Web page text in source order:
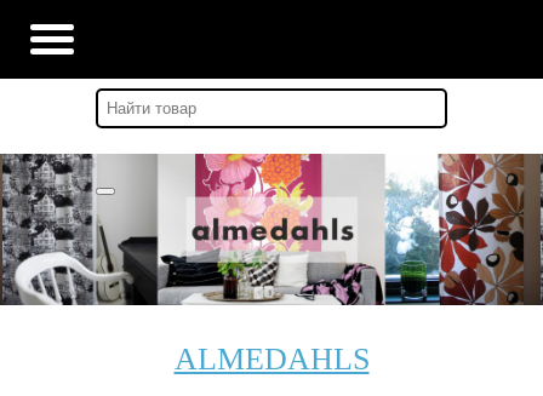
Главная
Бренды
ALMEDAHLS